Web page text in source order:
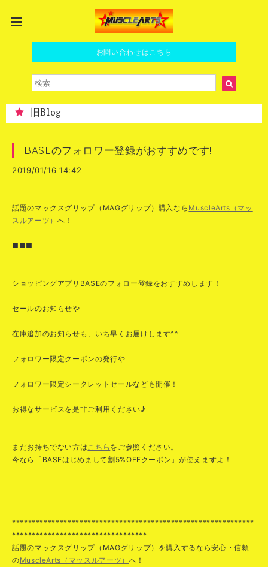
お問い合わせはこちら
旧Blog
BASEのフォロワー登録がおすすめです!
2019/01/16 14:42
話題のマックスグリップ（MAGグリップ）購入なら MuscleArts（マッ
スルアーツ） へ！
■■■
ショッピングアプリBASEのフォロー登録をおすすめします！
セールのお知らせや
在庫追加のお知らせも、いち早くお届けします^^
フォロワー限定クーポンの発行や
フォロワー限定シークレットセールなども開催！
お得なサービスを是非ご利用ください♪
まだお持ちでない方はこちら をご参照ください。
今なら「BASEはじめまして割5%OFFクーポン」が使えますよ！
*************************************************************
**********************************
話題のマックスグリップ（MAGグリップ）を購入するなら安心・信頼
のMuscleArts（マッスルアーツ） へ！